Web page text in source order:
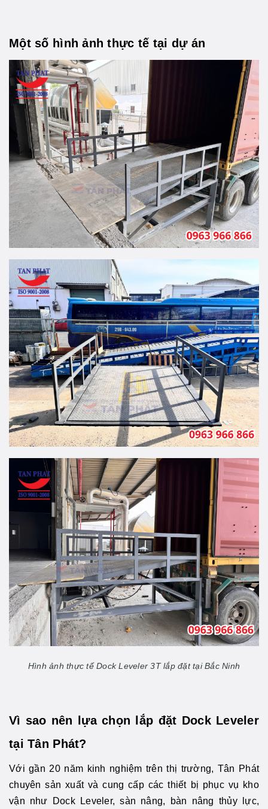
Một số hình ảnh thực tế tại dự án
Hình ảnh thực tế Dock Leveler 3T lắp đặt tại Bắc Ninh
Vì sao nên lựa chọn lắp đặt Dock Leveler
tại Tân Phát?
Với gần 20 năm kinh nghiệm trên thị trường, Tân Phát
chuyên sản xuất và cung cấp các thiết bị phục vụ kho
vận như Dock Leveler, sàn nâng, bàn nâng thủy lực,